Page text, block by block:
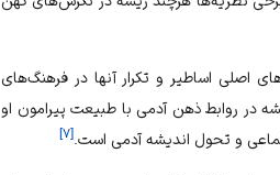
اصلی اساطیر و تکرار آنها در فرهنگ‌های
در روابط ذهن آدمی با طبیعت پیرامون او
و تحول اندیشه آدمی است.[۷]